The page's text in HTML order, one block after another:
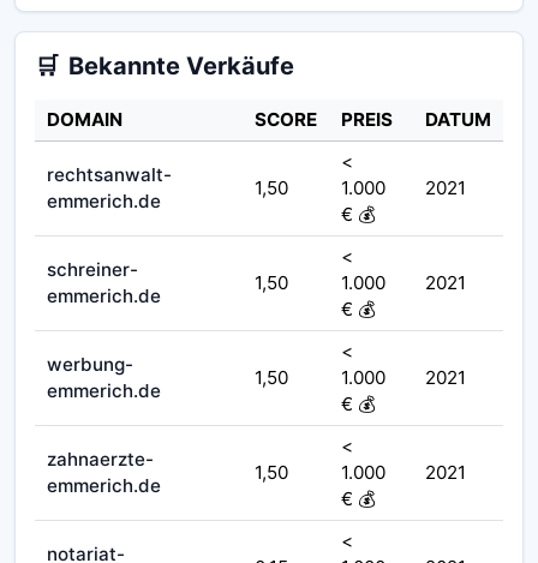
🛒 Bekannte Verkäufe
DOMAIN SCORE PREIS DATUM
rechtsanwalt-
emmerich.de
1,50
<
1.000
€ 💰
2021
schreiner-
emmerich.de
1,50
<
1.000
€ 💰
2021
werbung-
emmerich.de
1,50
<
1.000
€ 💰
2021
zahnaerzte-
emmerich.de
1,50
<
1.000
€ 💰
2021
notariat-
<